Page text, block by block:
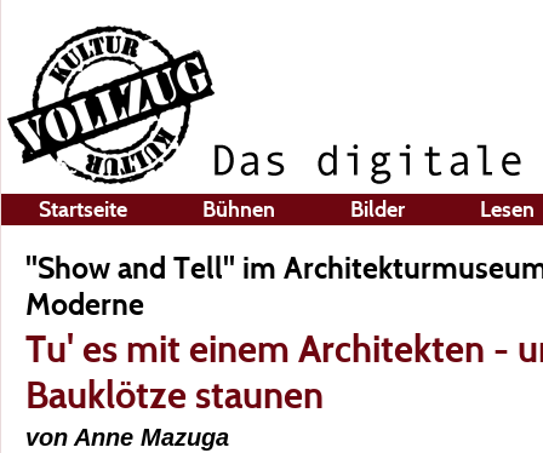
Startseite Bühnen Bilder Lesen
"Show and Tell" im
Moderne
Tu' es mit einem Architekten -
Bauklötze staunen
von Anne Mazuga